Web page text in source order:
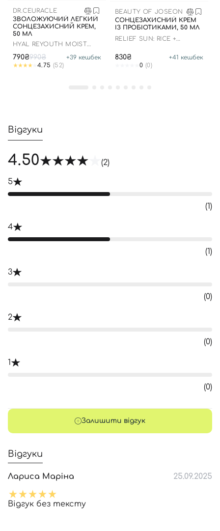
DR.CEURACLE
ЗВОЛОЖУЮЧИЙ ЛЕГКИЙ
СОНЦЕЗАХИСНИЙ КРЕМ,
50 МЛ
HYAL REYOUTH MOIST
790₴990₴ +39 кешбек
4.75 (52)
BEAUTY OF JOSEON
СОНЦЕЗАХИСНИЙ КРЕМ
ІЗ ПРОБІОТИКАМИ, 50 МЛ
RELIEF SUN: RICE +
830₴ +41 кешбек
0 (0)
Відгуки
4.50 (2)
5
(1)
4
(1)
3
(0)
2
(0)
1
(0)
Залишити відгук
Відгуки
Лариса Маріна 25.09.2025
Відгук без тексту